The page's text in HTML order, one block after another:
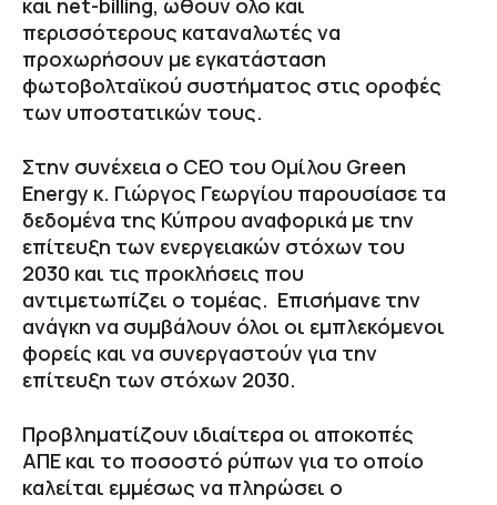
και net-billing, ωθούν όλο και
περισσότερους καταναλωτές να
προχωρήσουν με εγκατάσταση
φωτοβολταϊκού συστήματος στις οροφές
των υποστατικών τους.
Στην συνέχεια ο CEO του Ομίλου Green
Energy κ. Γιώργος Γεωργίου παρουσίασε τα
δεδομένα της Κύπρου αναφορικά με την
επίτευξη των ενεργειακών στόχων του
2030 και τις προκλήσεις που
αντιμετωπίζει ο τομέας. Επισήμανε την
ανάγκη να συμβάλουν όλοι οι εμπλεκόμενοι
φορείς και να συνεργαστούν για την
επίτευξη των στόχων 2030.
Προβληματίζουν ιδιαίτερα οι αποκοπές
ΑΠΕ και το ποσοστό ρύπων για το οποίο
καλείται εμμέσως να πληρώσει ο